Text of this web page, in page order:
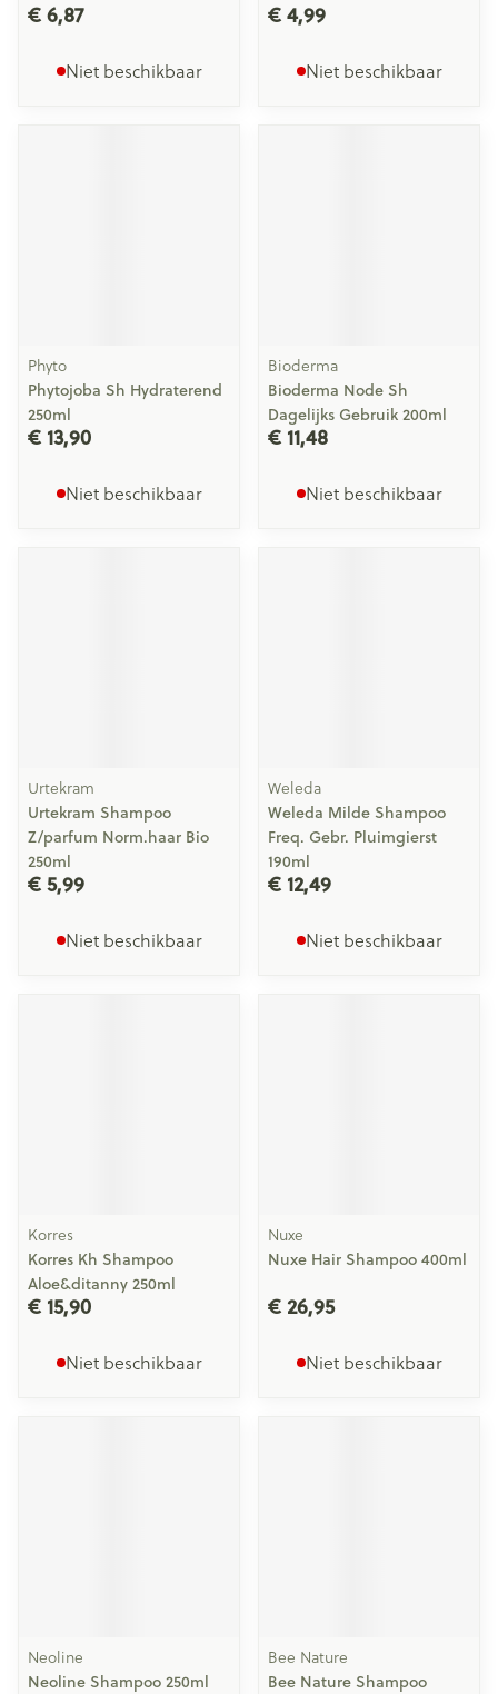
€ 6,87
Niet beschikbaar
€ 4,99
Niet beschikbaar
Phyto
Phytojoba Sh Hydraterend
250ml
€ 13,90
Niet beschikbaar
Bioderma
Bioderma Node Sh
Dagelijks Gebruik 200ml
€ 11,48
Niet beschikbaar
Urtekram
Urtekram Shampoo
Z/parfum Norm.haar Bio
250ml
€ 5,99
Niet beschikbaar
Weleda
Weleda Milde Shampoo
Freq. Gebr. Pluimgierst
190ml
€ 12,49
Niet beschikbaar
Korres
Korres Kh Shampoo
Aloe&ditanny 250ml
€ 15,90
Niet beschikbaar
Nuxe
Nuxe Hair Shampoo 400ml
€ 26,95
Niet beschikbaar
Neoline
Neoline Shampoo 250ml
Bee Nature
Bee Nature Shampoo